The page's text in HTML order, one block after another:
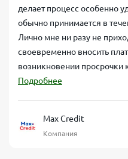
делает процесс особенно
обычно принимается в
Лично мне ни разу не
своевременно вносить
возникновении просрочки
Подробнее
Max Credit
Компания